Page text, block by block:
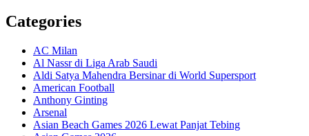
Categories
AC Milan
Al Nassr di Liga Arab Saudi
Aldi Satya Mahendra Bersinar di World Supersport
American Football
Anthony Ginting
Arsenal
Asian Beach Games 2026 Lewat Panjat Tebing